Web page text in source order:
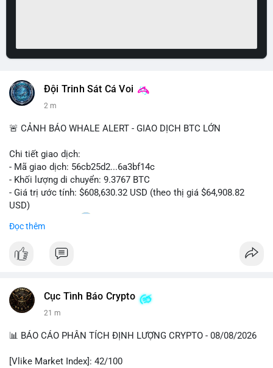
Đội Trinh Sát Cá Voi
2 m
🚨 CẢNH BÁO WHALE ALERT - GIAO DỊCH BTC LỚN
Chi tiết giao dịch:
- Mã giao dịch: 56cb25d2...6a3bf14c
- Khối lượng di chuyển: 9.3767 BTC
- Giá trị ước tính: $608,630.32 USD (theo thị giá $64,908.82
USD)
- Thời gian: 02:20
Nhận định phân tích:
Giao dịch gần 610 nghìn USD được thực hiện trong khung giờ
bình lớn này, khả năng cao là cá voi đang tái phân bổ tài sản
giữa các ví nóng hoặc chuyển sang ví lạnh để tích lũy dài hạn,
vào sàn giao dịch tập trung trong các khối tiếp theo, áp lực
cơ ngắn hạn.
Đọc thêm
Cục Tình Báo Crypto
21 m
📊 BÁO CÁO PHÂN TÍCH ĐỊNH LƯỢNG CRYPTO - 08/08/2026
[Vlike Market Index]: 42/100